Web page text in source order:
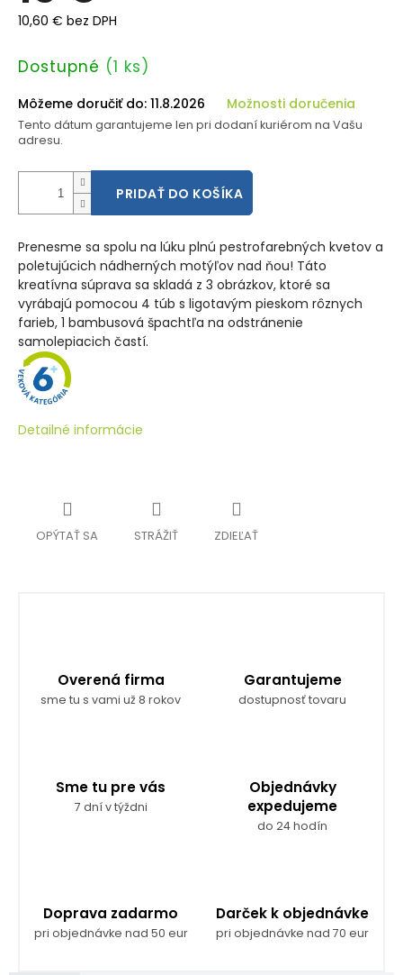
10,60 € bez DPH
Jednotková
Dostupné (1 ks)
Môžeme doručiť do: 11.8.2026 Možnosti doručenia
Tento dátum garantujeme len pri dodaní kuriérom na Vašu
adresu.
PRIDAŤ DO KOŠÍKA
Prenesme sa spolu na lúku plnú pestrofarebných kvetov a
poletujúcich nádherných motýľov nad ňou! Táto
kreatívna súprava sa skladá z 3 obrázkov, ktoré sa
vyrábajú pomocou 4 túb s ligotavým pieskom rôznych
farieb, 1 bambusová špachtľa na odstránenie
samolepiacich častí.
Detailné informácie
OPÝTAŤ SA STRÁŽIŤ ZDIEĽAŤ
Overená firma
sme tu s vami už 8 rokov
Garantujeme
dostupnosť tovaru
Sme tu pre vás
7 dní v týždni
Objednávky
expedujeme
do 24 hodín
Doprava zadarmo
pri objednávke nad 50 eur
Darček k objednávke
pri objednávke nad 70 eur